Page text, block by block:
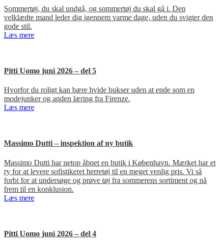
Sommertøj, du skal undgå, og sommertøj du skal gå i. Den
velklædte mand leder dig igennem varme dage, uden du svigter den
gode stil.
Læs mere
Pitti Uomo juni 2026 – del 5
Hvorfor du roligt kan bære hvide bukser uden at ende som en
modejunker og anden læring fra Firenze.
Læs mere
Massimo Dutti – inspektion af ny butik
Massimo Dutti har netop åbnet en butik i København. Mærket har et
ry for at levere sofistikeret herretøj til en meget venlig pris. Vi så
forbi for at undersøge og prøve tøj fra sommerens sortiment og nå
frem til en konklusion.
Læs mere
Pitti Uomo juni 2026 – del 4